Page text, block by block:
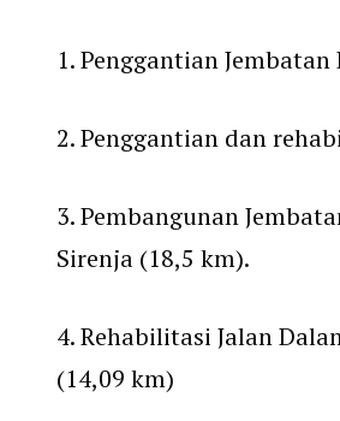
1. Penggantian
2. Penggantian dan
3. Pembangunan
Sirenja (18,5 km).
4. Rehabilitasi Jalan
(14,09 km)